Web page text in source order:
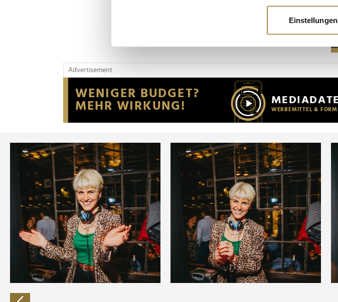
Erfahren Sie mehr darüber, wie Ihre persönlichen Daten
Wir verwenden Cookies, um Inhalte und Anzeigen zu
Website an unsere Partner für soziale Medien, Werbung und
möglicherweise mit weiteren Daten zusammen, die Sie
der Dienste gesammelt haben.
Advertisement